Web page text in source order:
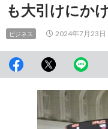
も大引けにか
ビジネス 2024年7月23日